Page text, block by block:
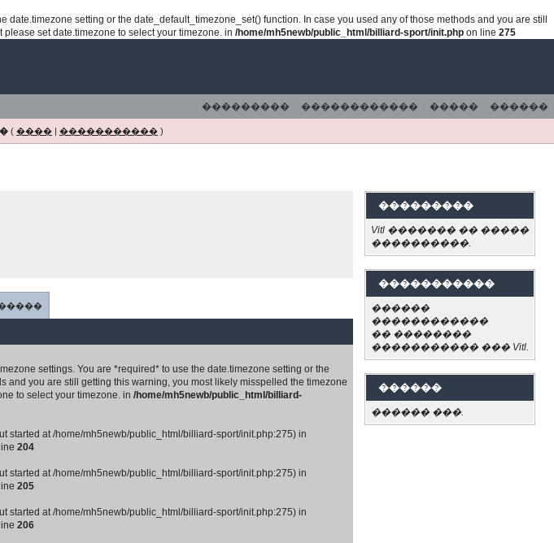
setting or the date_default_timezone_set() function. In case you used any of those methods and you are still
set date.timezone to select your timezone. in /home/mh5newb/public_html/billiard-sport/init.php on line 275
������
�����
������������
���������
( ���� | ����������� )
settings. You are *required* to use the date.timezone setting or the
you are still getting this warning, you most likely misspelled the timezone
to select your timezone. in/home/mh5newb/public_html/billiard-
started at /home/mh5newb/public_html/billiard-sport/init.php:275) in
204
started at /home/mh5newb/public_html/billiard-sport/init.php:275) in
205
started at /home/mh5newb/public_html/billiard-sport/init.php:275) in
206
���������
Vitl ������� �� �����
����������.
�����������
������
������������
�� ��������
����������� ��� Vitl.
������
������ ���.